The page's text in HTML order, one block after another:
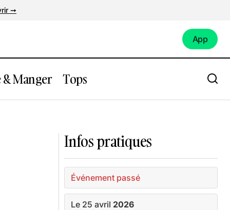
➞
App
Manger Tops
Infos pratiques
Événement passé
Le 25 avril 2026